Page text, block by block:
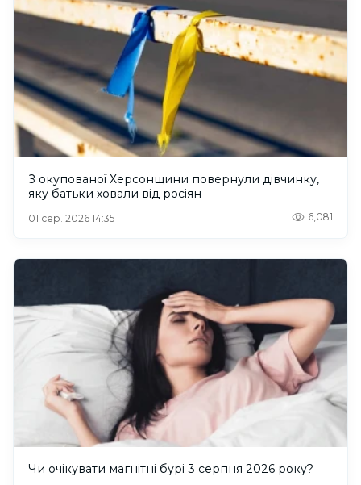
З окупованої Херсонщини повернули дівчинку,
яку батьки ховали від росіян
01 сер. 2026 14:35 6,081
Чи очікувати магнітні бурі 3 серпня 2026 року?